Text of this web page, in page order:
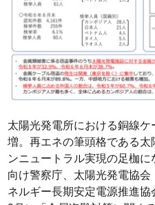
太陽光発電所における銅線ケ
増。再エネの筆頭格である太
ンニュートラル実現の足枷
向け警察庁、太陽光発電協
ネルギー⾧期安定電源推進